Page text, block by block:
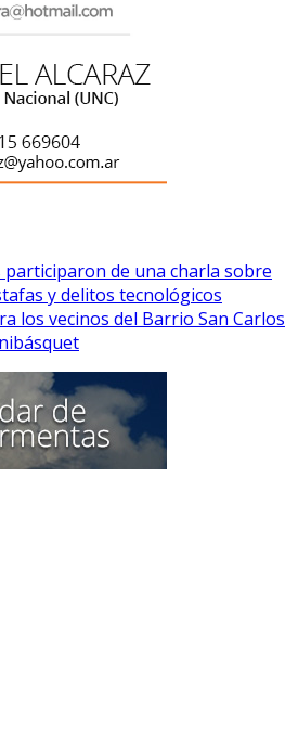
de una charla sobre
y delitos tecnológicos
los vecinos del Barrio San Carlos